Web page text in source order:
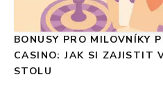
BONUSY PRO MILOVNÍKY
CASINO: JAK SI ZAJISTIT
STOLU